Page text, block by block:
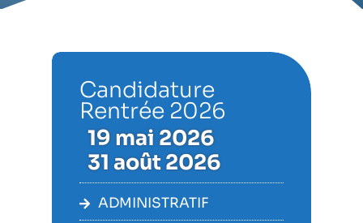
Candidature
Rentrée 2026
19 mai 2026
31 août 2026
ADMINISTRATIF